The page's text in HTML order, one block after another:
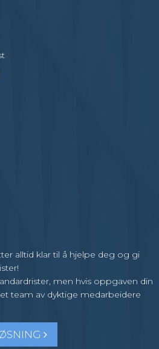
alltid klar til å hjelpe deg og gi
men hvis oppgaven din
team av dyktige medarbeidere